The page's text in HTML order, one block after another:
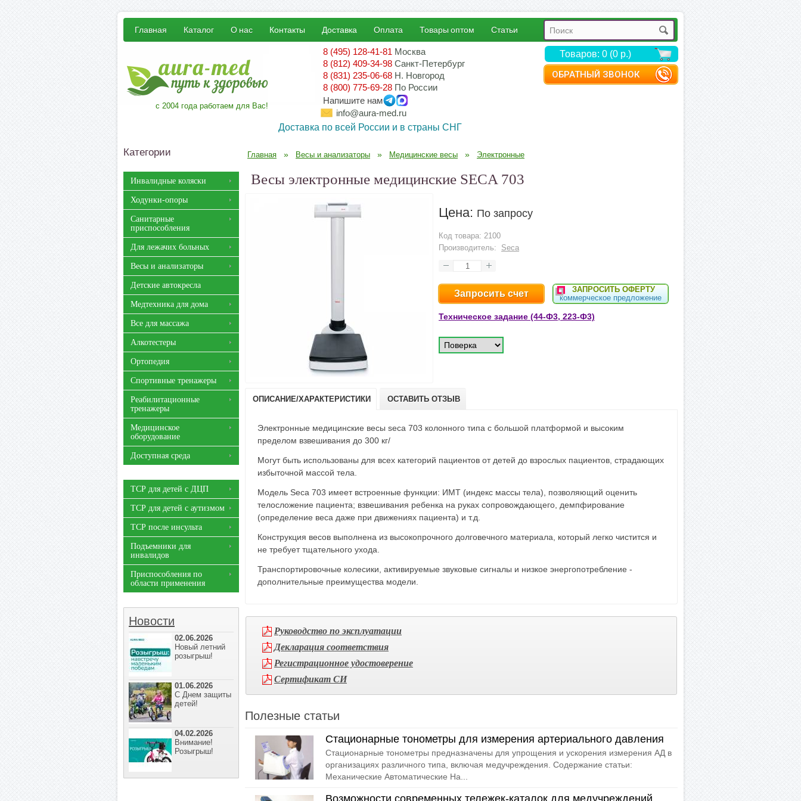
ОБРАТНЫЙ ЗВОНОК
Главная Каталог О нас Контакты Доставка Оплата Товары оптом Статьи
с 2004 года работаем для Вас!
8 (495) 128-41-81 Москва
8 (812) 409-34-98 Санкт-Петербург
8 (831) 235-06-68 Н. Новгород
8 (800) 775-69-28 По России
Напишите нам
info@aura-med.ru
Доставка по всей России и в страны СНГ
Товаров: 0 (0 р.)
Категории
Инвалидные коляски
Ходунки-опоры
Санитарные
приспособления
Для лежачих больных
Весы и анализаторы
Детские автокресла
Медтехника для дома
Все для массажа
Алкотестеры
Ортопедия
Спортивные тренажеры
Реабилитационные
тренажеры
Медицинское
оборудование
Доступная среда
ТСР для детей с ДЦП
ТСР для детей с аутизмом
ТСР после инсульта
Подъемники для
инвалидов
Приспособления по
области применения
Новости
02.06.2026
Новый летний
розыгрыш!
01.06.2026
С Днем защиты
детей!
04.02.2026
Внимание!
Розыгрыш!
Главная » Весы и анализаторы » Медицинские весы » Электронные
Весы электронные медицинские SECA 703
Цена: По запросу
Код товара: 2100
Производитель:
Seca
Запросить счет
ЗАПРОСИТЬ ОФЕРТУ
коммерческое предложение
Техническое задание (44-Ф3, 223-Ф3)
ОПИСАНИЕ/ХАРАКТЕРИСТИКИ ОСТАВИТЬ ОТЗЫВ
Электронные медицинские весы seca 703 колонного типа с большой платформой и высоким
пределом взвешивания до 300 кг/
Могут быть использованы для всех категорий пациентов от детей до взрослых пациентов, страдающих
избыточной массой тела.
Модель Seca 703 имеет встроенные функции: ИМТ (индекс массы тела), позволяющий оценить
телосложение пациента; взвешивания ребенка на руках сопровождающего, демпфирование
(определение веса даже при движениях пациента) и т.д.
Конструкция весов выполнена из высокопрочного долговечного материала, который легко чистится и
не требует тщательного ухода.
Транспортировочные колесики, активируемые звуковые сигналы и низкое энергопотребление -
дополнительные преимущества модели.
Руководство по эксплуатации
Декларация соответствия
Регистрационное удостоверение
Сертификат СИ
Полезные статьи
Стационарные тонометры для измерения артериального давления
Стационарные тонометры предназначены для упрощения и ускорения измерения АД в
организациях различного типа, включая медучреждения. Содержание статьи:
Механические Автоматические На...
Возможности современных тележек-каталок для медучреждений